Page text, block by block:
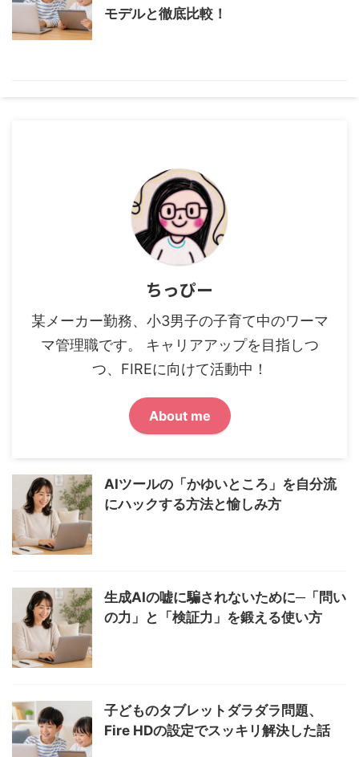
モデルと徹底比較！
ちっぴー
某メーカー勤務、小3男子の子育て中のワーマ
マ管理職です。 キャリアアップを目指しつ
つ、FIREに向けて活動中！
About me
AIツールの「かゆいところ」を自分流
にハックする方法と愉しみ方
生成AIの嘘に騙されないために─「問い
の力」と「検証力」を鍛える使い方
子どものタブレットダラダラ問題、
Fire HDの設定でスッキリ解決した話